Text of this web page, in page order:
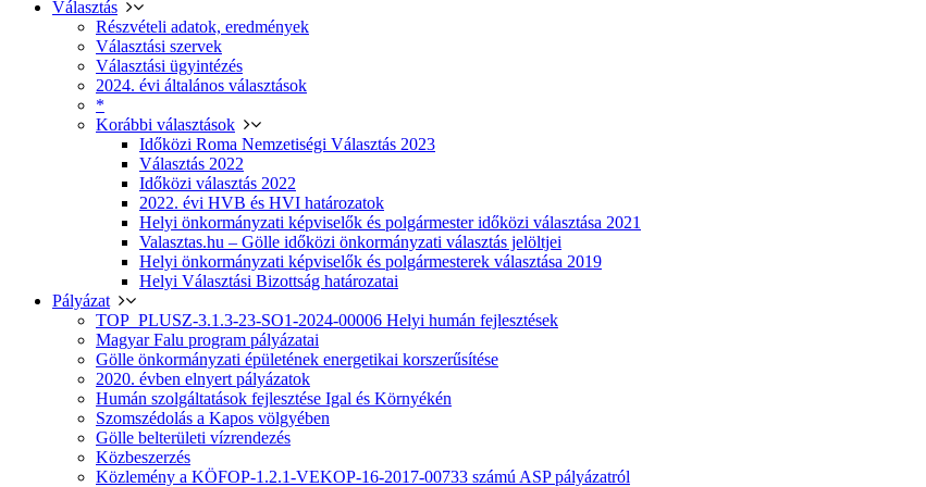
Választás
Részvételi adatok, eredmények
Választási szervek
Választási ügyintézés
2024. évi általános választások
*
Korábbi választások
Időközi Roma Nemzetiségi Választás 2023
Választás 2022
Időközi választás 2022
2022. évi HVB és HVI határozatok
Helyi önkormányzati képviselők és polgármester időközi választása 2021
Valasztas.hu – Gölle időközi önkormányzati választás jelöltjei
Helyi önkormányzati képviselők és polgármesterek választása 2019
Helyi Választási Bizottság határozatai
Pályázat
TOP_PLUSZ-3.1.3-23-SO1-2024-00006 Helyi humán fejlesztések
Magyar Falu program pályázatai
Gölle önkormányzati épületének energetikai korszerűsítése
2020. évben elnyert pályázatok
Humán szolgáltatások fejlesztése Igal és Környékén
Szomszédolás a Kapos völgyében
Gölle belterületi vízrendezés
Közbeszerzés
Közlemény a KÖFOP-1.2.1-VEKOP-16-2017-00733 számú ASP pályázatról